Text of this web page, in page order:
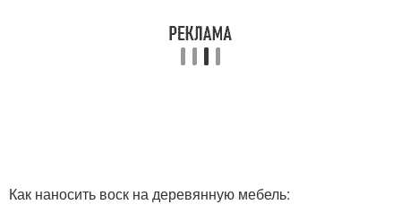
Как наносить воск на деревянную мебель: